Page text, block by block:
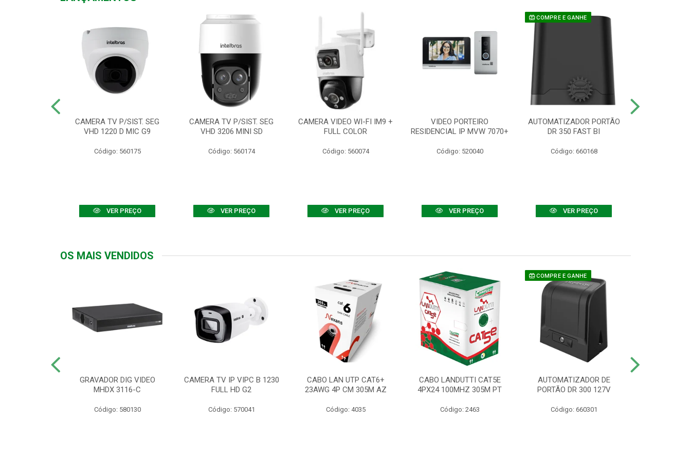
CAMERA TV P/SIST. SEG
VHD 1220 D MIC G9
Código: 560175
VER PREÇO
CAMERA TV P/SIST. SEG
VHD 3206 MINI SD
Código: 560174
VER PREÇO
CAMERA VIDEO WI-FI IM9 +
FULL COLOR
Código: 560074
VER PREÇO
VIDEO PORTEIRO
RESIDENCIAL IP MVW 7070+
Código: 520040
VER PREÇO
COMPRE E GANHE
AUTOMATIZADOR PORTÃO
DR 350 FAST BI
Código: 660168
VER PREÇO
OS MAIS VENDIDOS
GRAVADOR DIG VIDEO
MHDX 3116-C
Código: 580130
CAMERA TV IP VIPC B 1230
FULL HD G2
Código: 570041
CABO LAN UTP CAT6+
23AWG 4P CM 305M AZ
Código: 4035
CABO LANDUTTI CAT5E
4PX24 100MHZ 305M PT
Código: 2463
COMPRE E GANHE
AUTOMATIZADOR DE
PORTÃO DR 300 127V
Código: 660301